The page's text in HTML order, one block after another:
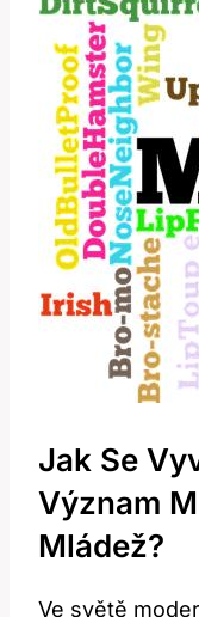
Jak Se
Význam
Mládež?
Ve světě